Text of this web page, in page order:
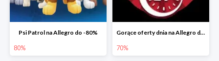
Psi Patrol na Allegro do -80%
80%
Gorące oferty dnia na Allegro do -50%
70%